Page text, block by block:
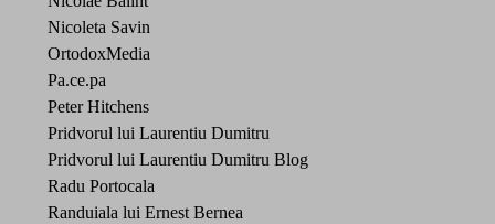
Nicoleta Savin
OrtodoxMedia
Pa.ce.pa
Peter Hitchens
Pridvorul lui Laurentiu Dumitru
Pridvorul lui Laurentiu Dumitru Blog
Radu Portocala
Randuiala lui Ernest Bernea